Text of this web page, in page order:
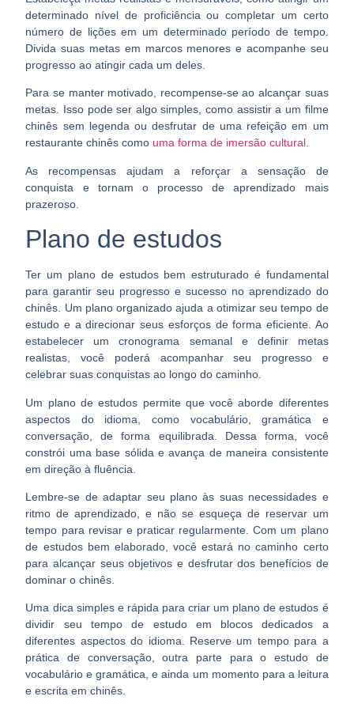
determinado nível de proficiência ou completar um certo
número de lições em um determinado período de tempo.
Divida suas metas em marcos menores e acompanhe seu
progresso ao atingir cada um deles.
Para se manter motivado, recompense-se ao alcançar suas
metas. Isso pode ser algo simples, como assistir a um filme
chinês sem legenda ou desfrutar de uma refeição em um
restaurante chinês como uma forma de imersão cultural.
As recompensas ajudam a reforçar a sensação de
conquista e tornam o processo de aprendizado mais
prazeroso.
Plano de estudos
Ter um plano de estudos bem estruturado é fundamental
para garantir seu progresso e sucesso no aprendizado do
chinês. Um plano organizado ajuda a otimizar seu tempo de
estudo e a direcionar seus esforços de forma eficiente. Ao
estabelecer um cronograma semanal e definir metas
realistas, você poderá acompanhar seu progresso e
celebrar suas conquistas ao longo do caminho.
Um plano de estudos permite que você aborde diferentes
aspectos do idioma, como vocabulário, gramática e
conversação, de forma equilibrada. Dessa forma, você
constrói uma base sólida e avança de maneira consistente
em direção à fluência.
Lembre-se de adaptar seu plano às suas necessidades e
ritmo de aprendizado , e não se esqueça de reservar um
tempo para revisar e praticar regularmente. Com um plano
de estudos bem elaborado, você estará no caminho certo
para alcançar seus objetivos e desfrutar dos benefícios de
dominar o chinês.
Uma dica simples e rápida para criar um plano de estudos é
dividir seu tempo de estudo em blocos dedicados a
diferentes aspectos do idioma. Reserve um tempo para a
prática de conversação, outra parte para o estudo de
vocabulário e gramática, e ainda um momento para a leitura
e escrita em chinês.